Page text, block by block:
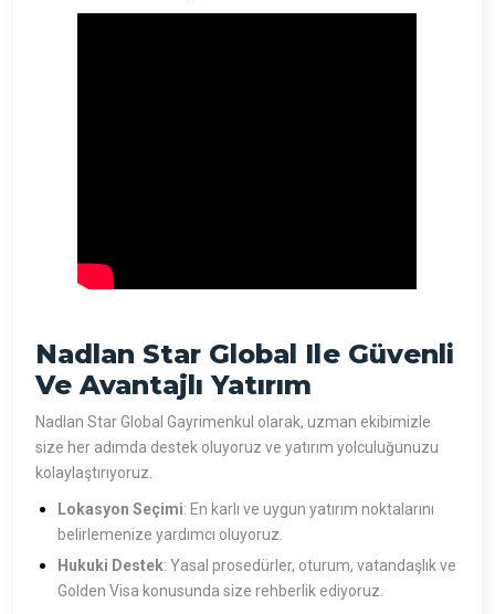
Nadlan Star Global Ile Güvenli
Ve Avantajlı Yatırım
Nadlan Star Global Gayrimenkul olarak, uzman ekibimizle
size her adımda destek oluyoruz ve yatırım yolculuğunuzu
kolaylaştırıyoruz.
Lokasyon Seçimi: En karlı ve uygun yatırım noktalarını
belirlemenize yardımcı oluyoruz.
Hukuki Destek: Yasal prosedürler, oturum, vatandaşlık ve
Golden Visa konusunda size rehberlik ediyoruz.